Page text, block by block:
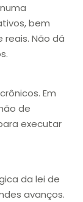
bem
Não dá
Em
de
executar
da lei de
avanços.